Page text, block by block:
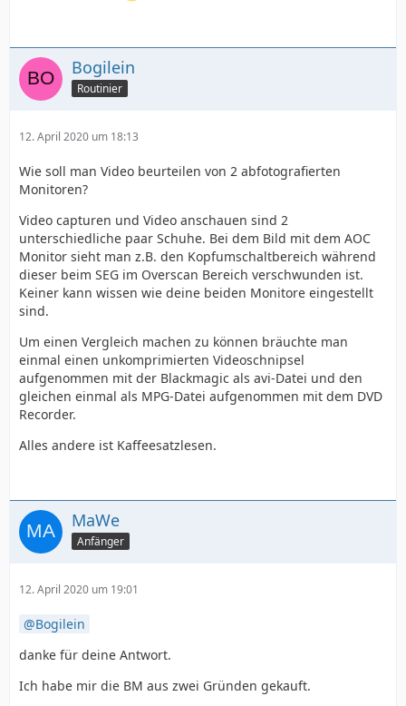
Bogilein
Routinier
12. April 2020 um 18:13
Wie soll man Video beurteilen von 2 abfotografierten
Monitoren?
Video capturen und Video anschauen sind 2
unterschiedliche paar Schuhe. Bei dem Bild mit dem AOC
Monitor sieht man z.B. den Kopfumschaltbereich während
dieser beim SEG im Overscan Bereich verschwunden ist.
Keiner kann wissen wie deine beiden Monitore eingestellt
sind.
Um einen Vergleich machen zu können bräuchte man
einmal einen unkomprimierten Videoschnipsel
aufgenommen mit der Blackmagic als avi-Datei und den
gleichen einmal als MPG-Datei aufgenommen mit dem DVD
Recorder.
Alles andere ist Kaffeesatzlesen.
MaWe
Anfänger
12. April 2020 um 19:01
Bogilein
danke für deine Antwort.
Ich habe mir die BM aus zwei Gründen gekauft.